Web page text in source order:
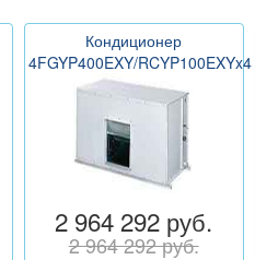
Кондиционер
4FGYP400EXY/RCYP100EXYx4
2 964 292 руб.
2 964 292 руб.